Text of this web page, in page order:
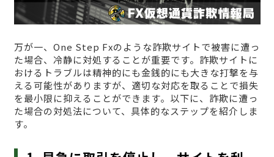
万が一、One Step Fxのような詐欺サイトで被害に遭っ
た場合、冷静に対処することが重要です。詐欺サイトに
おけるトラブルは精神的にも金銭的にも大きな打撃を与
える可能性がありますが、適切な対応を取ることで損失
を最小限に抑えることができます。以下に、詐欺に遭っ
た場合の対処法について、具体的なステップを紹介しま
す。